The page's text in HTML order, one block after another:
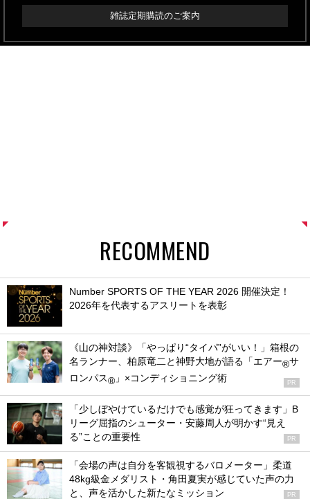
雑誌定期購読のご案内
RECOMMEND
Number SPORTS OF THE YEAR 2026 開催決定！
2026年を代表するアスリートを表彰
《山の神対談》「やっぱり“タイパ”がいい！」箱根の
名ランナー、柏原竜二と神野大地が語る「エアー®サ
ロンパス® 」×コンディショニング術 PR
「少しぼやけているだけでも感覚が狂ってきます」B
リーグ屈指のシューター・安藤周人が明かす“見え
る”ことの重要性
PR
「会場の声は自分を客観視するバロメーター」柔道
48kg級金メダリスト・角田夏実が感じていた声の力
と、声を活かした新たなミッション
PR